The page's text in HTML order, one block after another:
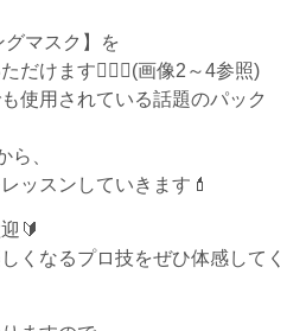
グマスク】を
だけます💆‍♀️✨(画像2～4参照)
使用されている話題のパック
ら、
ッスンしていきます💄
🔰
くなるプロ技をぜひ体感してく